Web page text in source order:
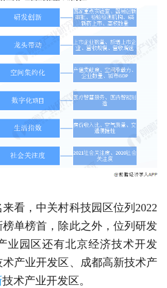
看，中关村科技园区位列2022
单榜首，除此之外，位列研发
业园区还有北京经济技术开发
产业开发区、成都高新技术产
技术产业开发区。